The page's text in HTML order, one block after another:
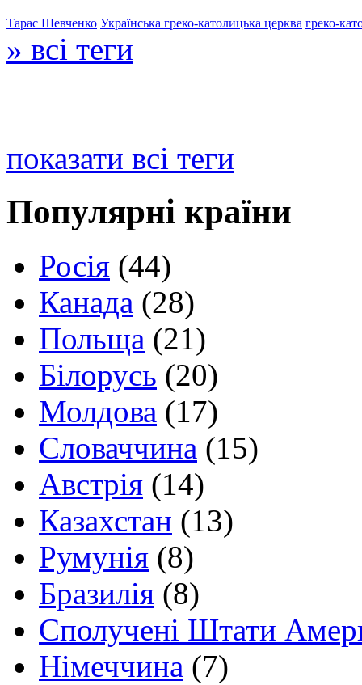
Тарас Шевченко Українська греко-католицька церква греко-
» всі теги
показати всі теги
Популярні країни
Росія (44)
Канада (28)
Польща (21)
Білорусь (20)
Молдова (17)
Словаччина (15)
Австрія (14)
Казахстан (13)
Румунія (8)
Бразилія (8)
Сполучені Штати
Німеччина (7)